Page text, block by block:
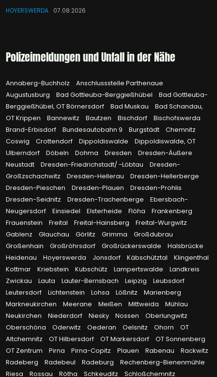
HOYERSWERDA 07.08.2026
Polizeimeldungen und Unfall in der Nähe
Annaberg-Buchholz
Anschlussstelle Parthenaue
Augustusburg
Bad Gottleuba-Berggießhübel
Bad Gottleuba-
Berggießhübel, OT Börnersdorf
Bad Muskau
Bad Schandau,
OT Krippen
Bannewitz Bautzen Bischdorf
Bischofswerda
Brand-Erbisdorf
Bundesautobahn 9 Burgstädt
Chemnitz
Coswig
Crottendorf Dippoldiswalde
Dippoldiswalde, OT
Ulberndorf
Döbeln Dohma Dresden
Dresden-Äußere
Neustadt
Dresden-Friedrichstadt/ -Löbtau
Dresden-
Großzschachwitz
Dresden-Hellerau
Dresden-Hellerberge
Dresden-Pieschen
Dresden-Plauen
Dresden-Prohlis
Dresden-Seidnitz
Dresden-Trachenberge
Ebersbach-
Neugersdorf
Einsiedel Elsterheide Flöha
Frankenberg
Frauenstein
Freital Freital-Hainsberg
Freital-Wurgwitz
Gablenz
Glauchau Görlitz Grimma
Großdubrau
Großenhain
Großröhrsdorf Großrückerswalde
Halsbrücke
Heidenau
Hoyerswerda Jonsdorf Käbschütztal
Klingenthal
Kottmar
Kriebstein Kubschütz Lampertswalde
Landkreis
Zwickau
Lauta Lauter-Bernsbach Leipzig
Leubsdorf
Leutersdorf
Lichtenstein Lohsa Lößnitz
Marienberg
Markneukirchen
Meerane Meißen Mittweida
Mühlau
Neukirchen
Niederdorf Niesky Nossen
Oberlungwitz
Oberschöna
Oderwitz Oederan Oelsnitz Ohorn
OT
Altchemnitz
OT Hilbersdorf OT Markersdorf
OT Sonnenberg
OT Zentrum
Pirna Pirna-Copitz Plauen Rabenau
Rackwitz
Radeberg
Radebeul Radeburg
Rechenberg-Bienenmühle
Riesa
Rossau Rötha Schkeuditz
Schloßchemnitz